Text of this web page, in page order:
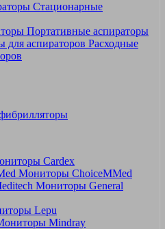
Стационарные
Портативные аспираторы
Расходные
Cardex
Мониторы ChoiceMMed
Мониторы General
Lepu
Mindray